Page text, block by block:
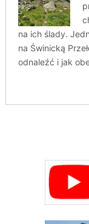
na ich ślady.
na Świnicką
odnaleźć i jak